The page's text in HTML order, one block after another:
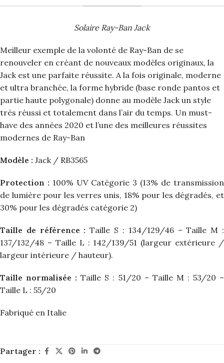
Solaire Ray-Ban Jack
Meilleur exemple de la volonté de Ray-Ban de se
renouveler en créant de nouveaux modèles originaux, la
Jack est une parfaite réussite. A la fois originale, moderne
et ultra branchée, la forme hybride (base ronde pantos et
partie haute polygonale) donne au modèle Jack un style
très réussi et totalement dans l’air du temps. Un must-
have des années 2020 et l’une des meilleures réussites
modernes de Ray-Ban
Modèle : Jack / RB3565
Protection : 100% UV Catégorie 3 (13% de transmission
de lumière pour les verres unis, 18% pour les dégradés, et
30% pour les dégradés catégorie 2)
Taille de référence : Taille S : 134/129/46 – Taille M :
137/132/48 – Taille L : 142/139/51 (largeur extérieure /
largeur intérieure / hauteur).
Taille normalisée : Taille S : 51/20 – Taille M : 53/20 –
Taille L : 55/20
Fabriqué en Italie
Partager :